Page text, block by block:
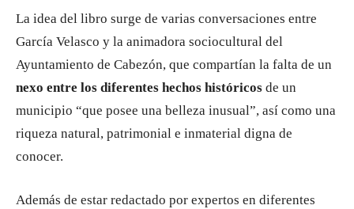
La idea del libro surge de varias conversaciones entre
García Velasco y la animadora sociocultural del
Ayuntamiento de Cabezón, que compartían la falta de un
nexo entre los diferentes hechos históricos de un
municipio “que posee una belleza inusual”, así como una
riqueza natural, patrimonial e inmaterial digna de
conocer.
Además de estar redactado por expertos en diferentes